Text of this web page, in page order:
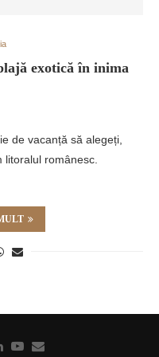
exotică în inima
de vacanță să alegeți,
românesc.